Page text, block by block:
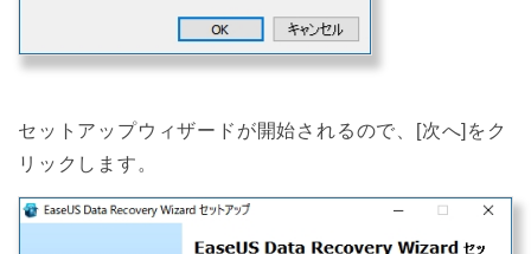
セットアップウィザードが開始されるので、[次へ]をク
リックします。